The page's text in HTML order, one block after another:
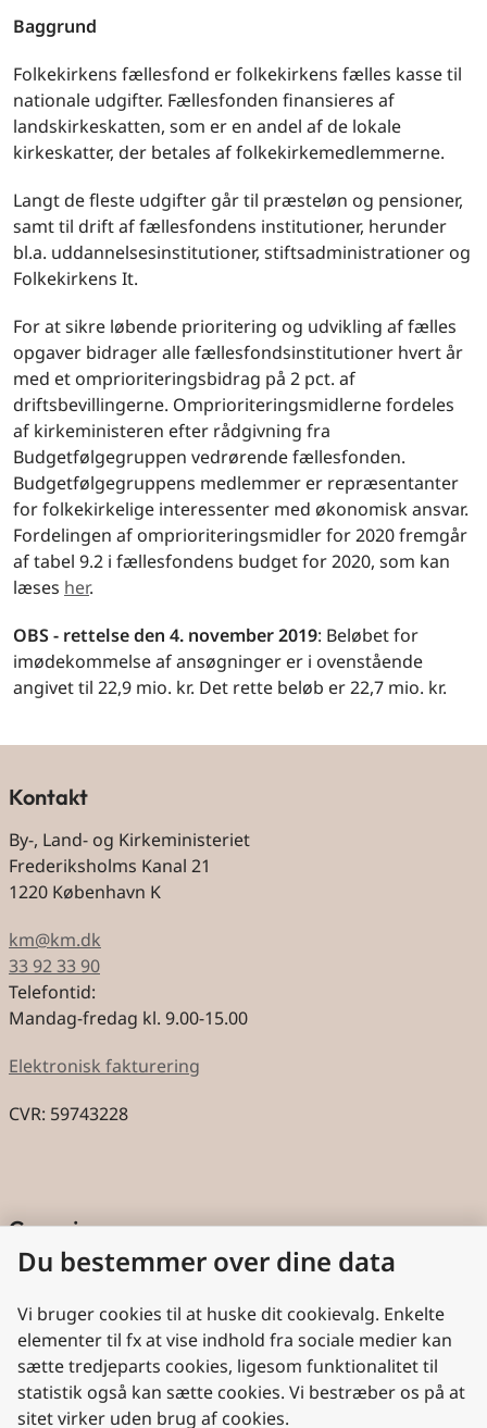
Baggrund
Folkekirkens fællesfond er folkekirkens fælles kasse til
nationale udgifter. Fællesfonden finansieres af
landskirkeskatten, som er en andel af de lokale
kirkeskatter, der betales af folkekirkemedlemmerne.
Langt de fleste udgifter går til præsteløn og pensioner,
samt til drift af fællesfondens institutioner, herunder
bl.a. uddannelsesinstitutioner, stiftsadministrationer og
Folkekirkens It.
For at sikre løbende prioritering og udvikling af fælles
opgaver bidrager alle fællesfondsinstitutioner hvert år
med et omprioriteringsbidrag på 2 pct. af
driftsbevillingerne. Omprioriteringsmidlerne fordeles
af kirkeministeren efter rådgivning fra
Budgetfølgegruppen vedrørende fællesfonden.
Budgetfølgegruppens medlemmer er repræsentanter
for folkekirkelige interessenter med økonomisk ansvar.
Fordelingen af omprioriteringsmidler for 2020 fremgår
af tabel 9.2 i fællesfondens budget for 2020, som kan
læses her.
OBS - rettelse den 4. november 2019: Beløbet for
imødekommelse af ansøgninger er i ovenstående
angivet til 22,9 mio. kr. Det rette beløb er 22,7 mio. kr.
Kontakt
By-, Land- og Kirkeministeriet
Frederiksholms Kanal 21
1220 København K
km@km.dk
33 92 33 90
Telefontid:
Mandag-fredag kl. 9.00-15.00
Elektronisk fakturering
CVR: 59743228
Genveje
Cookies
Aktindsigt
Persondatabeskyttelse
Nyttige links
Du bestemmer over dine data
Vi bruger cookies til at huske dit cookievalg. Enkelte
elementer til fx at vise indhold fra sociale medier kan
sætte tredjeparts cookies, ligesom funktionalitet til
statistik også kan sætte cookies. Vi bestræber os på at
sitet virker uden brug af cookies.